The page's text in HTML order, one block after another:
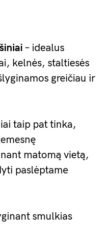
– idealus
kelnės, staltiesės
greičiau ir
taip pat tinka,
matomą vietą,
paslėptame
smulkias